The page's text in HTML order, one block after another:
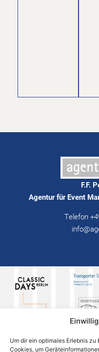
Um dir ein optimales Erlebnis
Cookies, um
F.F.
Agentur für Event
Telefon